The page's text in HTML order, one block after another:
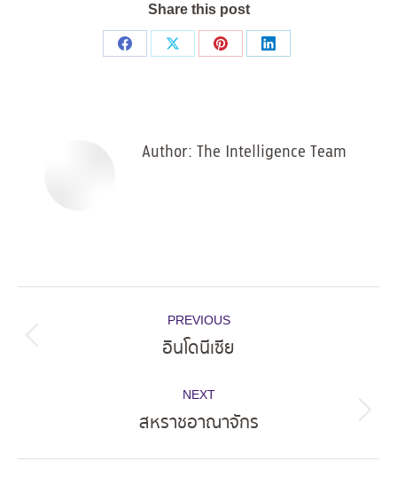
Share this post
Share
Share
Share
Share
Author: The Intelligence Team
navigation
PREVIOUS
Previous
อินโดนีเซีย
NEXT
Next
สหราชอาณาจักร